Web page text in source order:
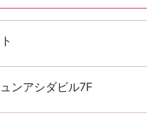
ンアシダビル7F